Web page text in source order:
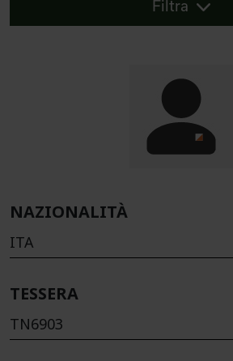
Filtra
NAZIONALITÀ
ITA
TESSERA
TN6903